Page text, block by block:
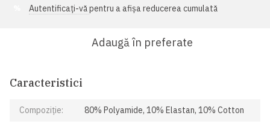
Autentificați-văpentru a afișa reducerea cumulată
Adaugă în preferate
Caracteristici
Compoziție: 80% Polyamide, 10% Elastan, 10% Cotton